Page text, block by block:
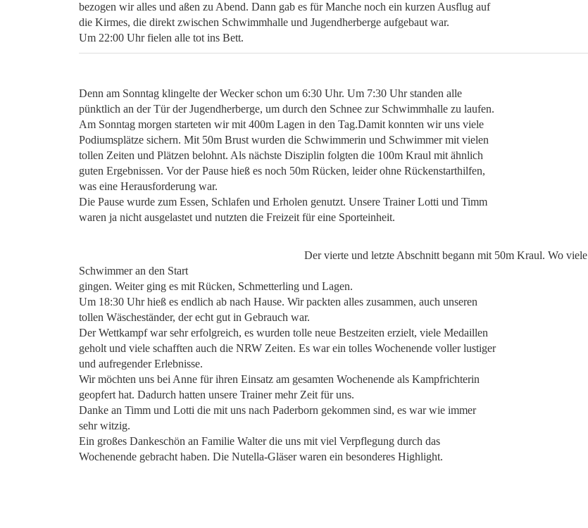
bezogen wir alles und aßen zu Abend. Dann gab es für Manche noch ein kurzen Ausflug auf
die Kirmes, die direkt zwischen Schwimmhalle und Jugendherberge aufgebaut war.
Um 22:00 Uhr fielen alle tot ins Bett.
Denn am Sonntag klingelte der Wecker schon um 6:30 Uhr. Um 7:30 Uhr standen alle
pünktlich an der Tür der Jugendherberge, um durch den Schnee zur Schwimmhalle zu laufen.
Am Sonntag morgen starteten wir mit 400m Lagen in den Tag.Damit konnten wir uns viele
Podiumsplätze sichern. Mit 50m Brust wurden die Schwimmerin und Schwimmer mit vielen
tollen Zeiten und Plätzen belohnt. Als nächste Disziplin folgten die 100m Kraul mit ähnlich
guten Ergebnissen. Vor der Pause hieß es noch 50m Rücken, leider ohne Rückenstarthilfen,
was eine Herausforderung war.
Die Pause wurde zum Essen, Schlafen und Erholen genutzt. Unsere Trainer Lotti und Timm
waren ja nicht ausgelastet und nutzten die Freizeit für eine Sporteinheit.
Der vierte und letzte Abschnitt begann mit 50m Kraul. Wo viele
Schwimmer an den Start
gingen. Weiter ging es mit Rücken, Schmetterling und Lagen.
Um 18:30 Uhr hieß es endlich ab nach Hause. Wir packten alles zusammen, auch unseren
tollen Wäscheständer, der echt gut in Gebrauch war.
Der Wettkampf war sehr erfolgreich, es wurden tolle neue Bestzeiten erzielt, viele Medaillen
geholt und viele schafften auch die NRW Zeiten. Es war ein tolles Wochenende voller lustiger
und aufregender Erlebnisse.
Wir möchten uns bei Anne für ihren Einsatz am gesamten Wochenende als Kampfrichterin
geopfert hat. Dadurch hatten unsere Trainer mehr Zeit für uns.
Danke an Timm und Lotti die mit uns nach Paderborn gekommen sind, es war wie immer
sehr witzig.
Ein großes Dankeschön an Familie Walter die uns mit viel Verpflegung durch das
Wochenende gebracht haben. Die Nutella-Gläser waren ein besonderes Highlight.